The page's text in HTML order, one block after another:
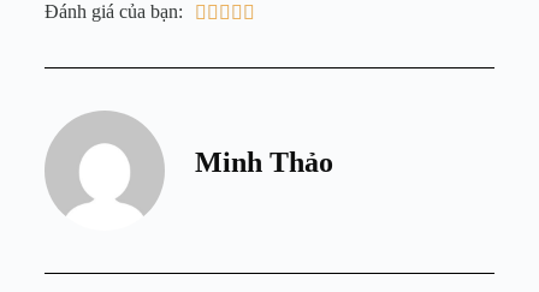
Đánh giá của bạn:     
Minh Thảo